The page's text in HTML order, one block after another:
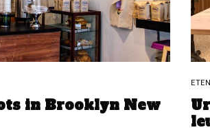
in Brooklyn New